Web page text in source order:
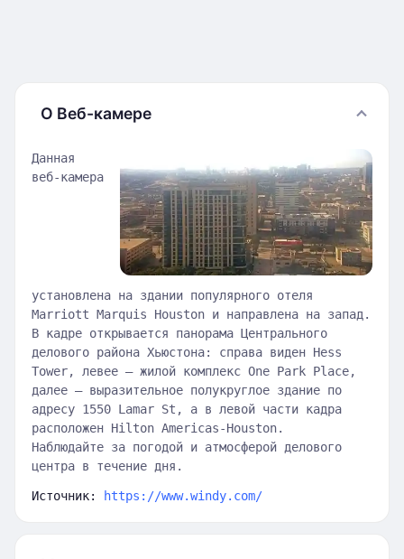
О Веб-камере
Данная
веб-камера
установлена на здании популярного отеля
Marriott Marquis Houston и направлена на запад.
В кадре открывается панорама Центрального
делового района Хьюстона: справа виден Hess
Tower, левее — жилой комплекс One Park Place,
далее — выразительное полукруглое здание по
адресу 1550 Lamar St, а в левой части кадра
расположен Hilton Americas-Houston.
Наблюдайте за погодой и атмосферой делового
центра в течение дня.
Источник: https://www.windy.com/